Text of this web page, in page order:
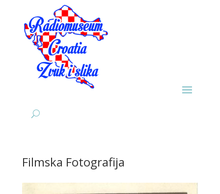
Filmska Fotografija